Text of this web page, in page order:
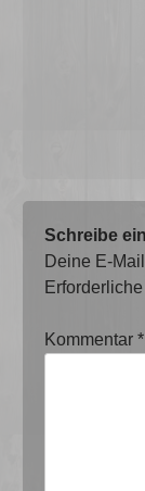
Schreibe
Deine E-
Kommentar*